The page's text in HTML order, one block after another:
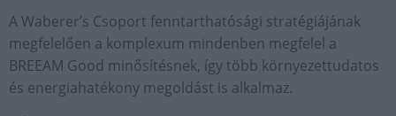
A Waberer’s Csoport fenntarthatósági stratégiájának
megfelelően a komplexum mindenben megfelel a
BREEAM Good minősítésnek, így több környezettudatos
és energiahatékony megoldást is alkalmaz.